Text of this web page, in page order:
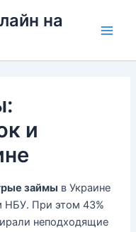
на
и
займы в Украине
НБУ. При этом 43%
неподходящие